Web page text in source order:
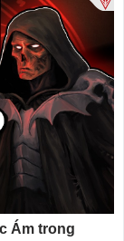
Ám trong